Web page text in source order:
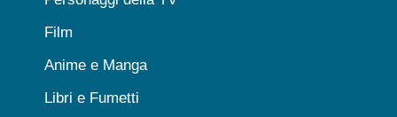
Film
Anime e Manga
Libri e Fumetti